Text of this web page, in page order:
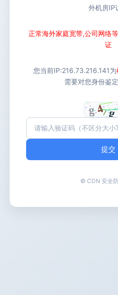
外机房IP
正常海外家庭宽带,公司网络
证
您当前IP:216.73.216.141为
需要对您身份鉴
提交
© CDN 安全